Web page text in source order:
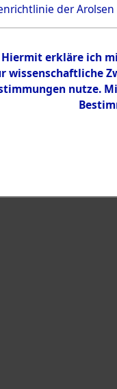
Einen Kommentar
der Arolsen
erkläre ich
wissenschaftliche
nutze.